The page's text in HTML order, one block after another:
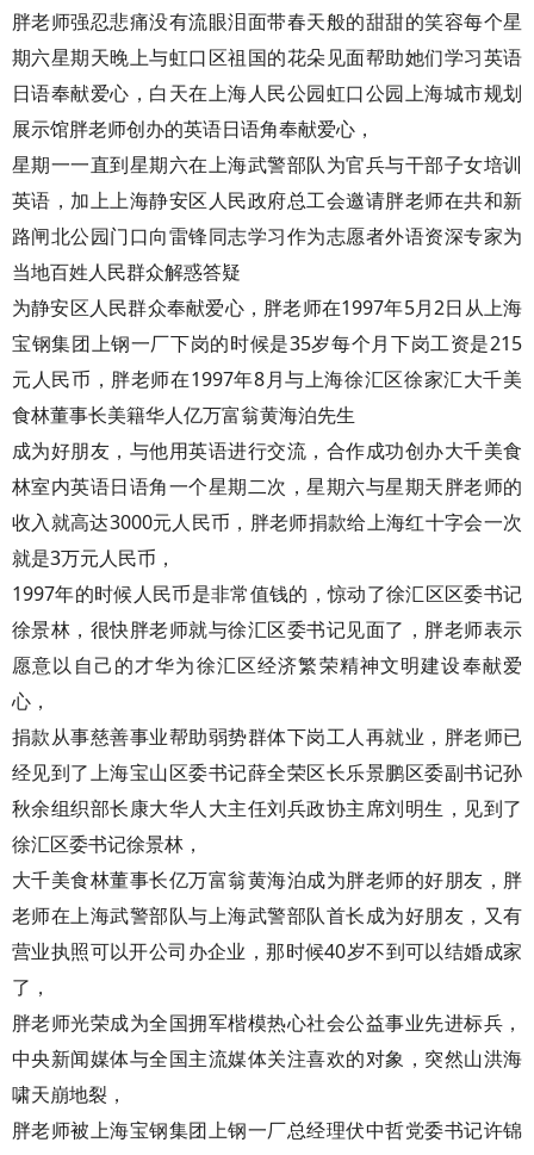
胖老师强忍悲痛没有流眼泪面带春天般的甜甜的笑容每个星
期六星期天晚上与虹口区祖国的花朵见面帮助她们学习英语
日语奉献爱心，白天在上海人民公园虹口公园上海城市规划
展示馆胖老师创办的英语日语角奉献爱心，
星期一一直到星期六在上海武警部队为官兵与干部子女培训
英语，加上上海静安区人民政府总工会邀请胖老师在共和新
路闸北公园门口向雷锋同志学习作为志愿者外语资深专家为
当地百姓人民群众解惑答疑
为静安区人民群众奉献爱心，胖老师在1997年5月2日从上海
宝钢集团上钢一厂下岗的时候是35岁每个月下岗工资是215
元人民币，胖老师在1997年8月与上海徐汇区徐家汇大千美
食林董事长美籍华人亿万富翁黄海泊先生
成为好朋友，与他用英语进行交流，合作成功创办大千美食
林室内英语日语角一个星期二次，星期六与星期天胖老师的
收入就高达3000元人民币，胖老师捐款给上海红十字会一次
就是3万元人民币，
1997年的时候人民币是非常值钱的，惊动了徐汇区区委书记
徐景林，很快胖老师就与徐汇区委书记见面了，胖老师表示
愿意以自己的才华为徐汇区经济繁荣精神文明建设奉献爱
心，
捐款从事慈善事业帮助弱势群体下岗工人再就业，胖老师已
经见到了上海宝山区委书记薛全荣区长乐景鹏区委副书记孙
秋余组织部长康大华人大主任刘兵政协主席刘明生，见到了
徐汇区委书记徐景林，
大千美食林董事长亿万富翁黄海泊成为胖老师的好朋友，胖
老师在上海武警部队与上海武警部队首长成为好朋友，又有
营业执照可以开公司办企业，那时候40岁不到可以结婚成家
了，
胖老师光荣成为全国拥军楷模热心社会公益事业先进标兵，
中央新闻媒体与全国主流媒体关注喜欢的对象，突然山洪海
啸天崩地裂，
胖老师被上海宝钢集团上钢一厂总经理伏中哲党委书记许锦